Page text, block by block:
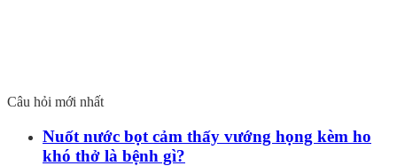
Câu hỏi mới nhất
Nuốt nước bọt cảm thấy vướng họng kèm ho
khó thở là bệnh gì?